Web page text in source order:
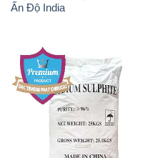
Ấn Độ India